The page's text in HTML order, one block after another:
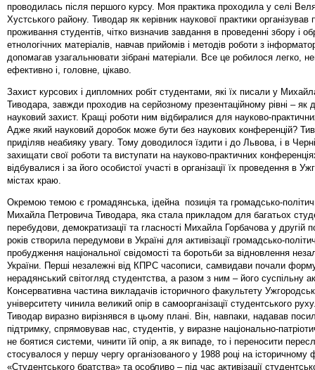
проводилась після першого курсу. Моя практика проходила у селі
Хустського району. Тиводар як керівник наукової практики організував
проживання студентів, чітко визначив завдання в проведенні збору і
етнологічних матеріалів, навчав прийомів і методів роботи з
допомагав узагальнювати зібрані матеріали. Все це робилося легко,
ефективно і, головне, цікаво.
Захист курсових і дипломних робіт студентами, які їх писали у
Тиводара, завжди проходив на серйозному презентаційному рівні – як
науковий захист. Кращі роботи ним відбиралися для науково-
Адже який науковий доробок може бути без наукових конференцій?
приділяв неабияку увагу. Тому доводилося їздити і до Львова, і в
захищати свої роботи та виступати на науково-практичних
відбувалися і за його особистої участі в організації їх проведення в
містах краю.
Окремою темою є громадянська, ідейна позиція та громадсько-
Михайла Петровича Тиводара, яка стала прикладом для багатьох
перебудови, демократизації та гласності Михайла Горбачова у другій
років створила передумови в Україні для активізації громадсько-
пробудження національної свідомості та боротьби за відновлення
України. Перші незалежні від КПРС часописи, самвидави почали
нерадянський світогляд студентства, а разом з ним – його суспільну
Консервативна частина викладачів історичного факультету
університету чинила великий опір в самоорганізації студентського
Тиводар виразно вирізнявся в цьому плані. Він, навпаки, надавав
підтримку, спрямовував нас, студентів, у виразне національно-
не боятися системи, чинити їй опір, а як випаде, то і переносити
стосувалося у першу чергу організованого у 1988 році на історичному
«Студентського братства» та особливо – під час активізації